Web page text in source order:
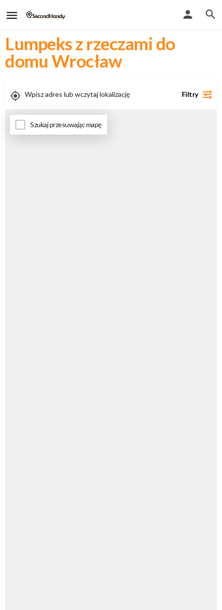
Lumpeks z rzeczami do
domu Wrocław
Filtry
Szukaj przesuwając mapę